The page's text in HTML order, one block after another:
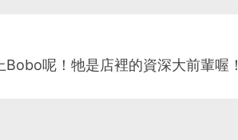
呢！牠是店裡的資深大前輩喔！